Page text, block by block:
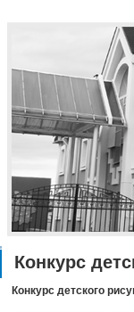
Конкурс
Конкурс детского